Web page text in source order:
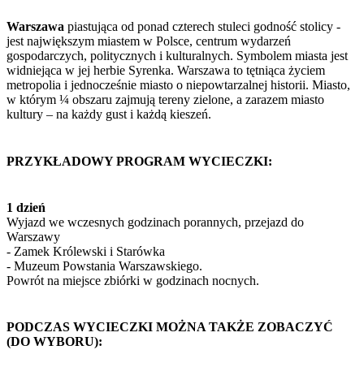
Warszawa piastująca od ponad czterech stuleci godność stolicy -
jest największym miastem w Polsce, centrum wydarzeń
gospodarczych, politycznych i kulturalnych. Symbolem miasta jest
widniejąca w jej herbie Syrenka. Warszawa to tętniąca życiem
metropolia i jednocześnie miasto o niepowtarzalnej historii. Miasto,
w którym ¼ obszaru zajmują tereny zielone, a zarazem miasto
kultury – na każdy gust i każdą kieszeń.
PRZYKŁADOWY PROGRAM WYCIECZKI:
1 dzień
Wyjazd we wczesnych godzinach porannych, przejazd do
Warszawy
- Zamek Królewski i Starówka
- Muzeum Powstania Warszawskiego.
Powrót na miejsce zbiórki w godzinach nocnych.
PODCZAS WYCIECZKI MOŻNA TAKŻE ZOBACZYĆ
(DO WYBORU):